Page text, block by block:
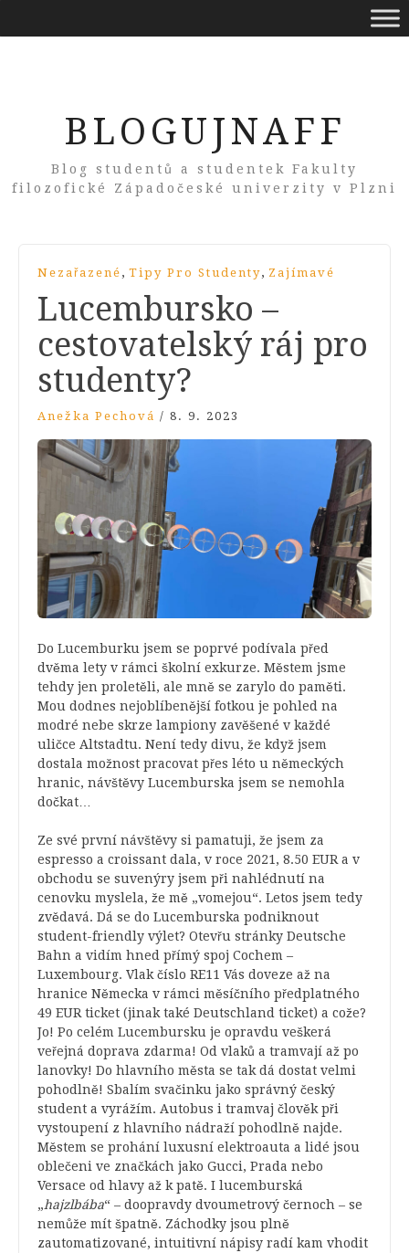
BLOGUJNAFF
Blog studentů a studentek Fakulty
filozofické Západočeské univerzity v Plzni
Nezařazené , Tipy Pro Studenty, Zajímavé
Lucembursko –
cestovatelský ráj pro
studenty?
Anežka Pechová / 8. 9. 2023
Do Lucemburku jsem se poprvé podívala před
dvěma lety v rámci školní exkurze. Městem jsme
tehdy jen proletěli, ale mně se zarylo do paměti.
Mou dodnes nejoblíbenější fotkou je pohled na
modré nebe skrze lampiony zavěšené v každé
uličce Altstadtu. Není tedy divu, že když jsem
dostala možnost pracovat přes léto u německých
hranic, návštěvy Lucemburska jsem se nemohla
dočkat…
Ze své první návštěvy si pamatuji, že jsem za
espresso a croissant dala, v roce 2021, 8.50 EUR a v
obchodu se suvenýry jsem při nahlédnutí na
cenovku myslela, že mě „vomejou“. Letos jsem tedy
zvědavá. Dá se do Lucemburska podniknout
student-friendly výlet? Otevřu stránky Deutsche
Bahn a vidím hned přímý spoj Cochem –
Luxembourg. Vlak číslo RE11 Vás doveze až na
hranice Německa v rámci měsíčního předplatného
49 EUR ticket (jinak také Deutschland ticket) a cože?
Jo! Po celém Lucembursku je opravdu veškerá
veřejná doprava zdarma! Od vlaků a tramvají až po
lanovky! Do hlavního města se tak dá dostat velmi
pohodlně! Sbalím svačinku jako správný český
student a vyrážím. Autobus i tramvaj člověk při
vystoupení z hlavního nádraží pohodlně najde.
Městem se prohání luxusní elektroauta a lidé jsou
oblečeni ve značkách jako Gucci, Prada nebo
Versace od hlavy až k patě. I lucemburská
„hajzlbába“ – doopravdy dvoumetrový černoch – se
nemůže mít špatně. Záchodky jsou plně
zautomatizované, intuitivní nápisy radí kam vhodit